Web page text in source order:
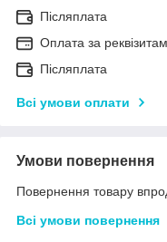
Післяплата
Оплата за
Післяплата
Всі умови оплати
Умови повернення
Повернення товару
Всі умови повернення